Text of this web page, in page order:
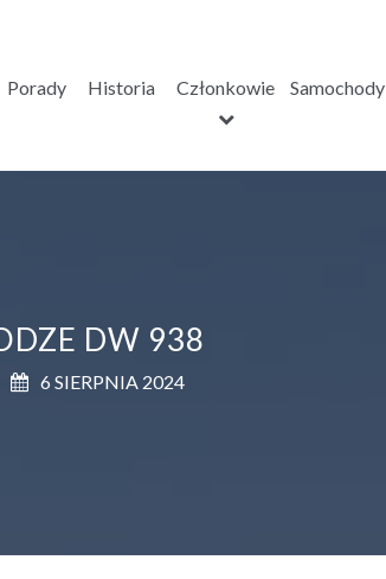
Porady Historia Członkowie Samochody
DW 938
6 SIERPNIA 2024